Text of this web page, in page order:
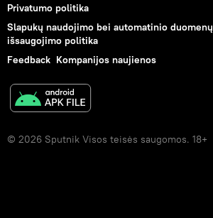
Privatumo politika
Slapukų naudojimo bei automatinio duomenų
išsaugojimo politika
Feedback Kompanijos naujienos
© 2026 Sputnik Visos teisės saugomos. 18+